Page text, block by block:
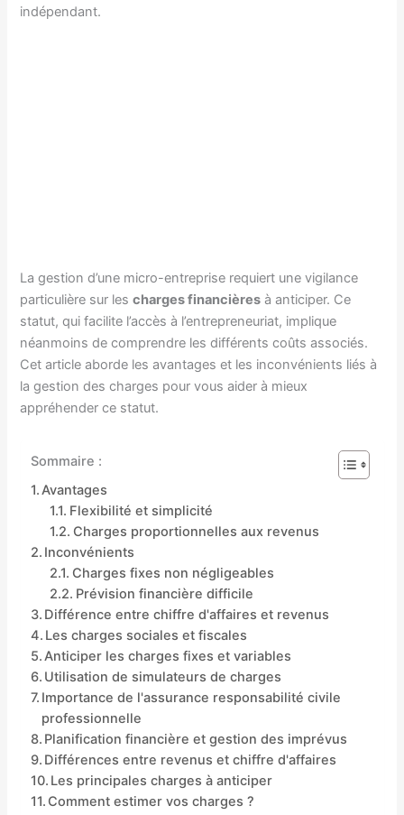
indépendant.
La gestion d’une micro-entreprise requiert une vigilance
particulière sur lescharges financières à anticiper. Ce
statut, qui facilite l’accès à l’entrepreneuriat, implique
néanmoins de comprendre les différents coûts associés.
Cet article aborde les avantages et les inconvénients liés à
la gestion des charges pour vous aider à mieux
appréhender ce statut.
Sommaire :
Avantages
Flexibilité et simplicité
Charges proportionnelles aux revenus
Inconvénients
Charges fixes non négligeables
Prévision financière difficile
Différence entre chiffre d'affaires et revenus
Les charges sociales et fiscales
Anticiper les charges fixes et variables
Utilisation de simulateurs de charges
Importance de l'assurance responsabilité civile
professionnelle
Planification financière et gestion des imprévus
Différences entre revenus et chiffre d'affaires
Les principales charges à anticiper
Comment estimer vos charges ?